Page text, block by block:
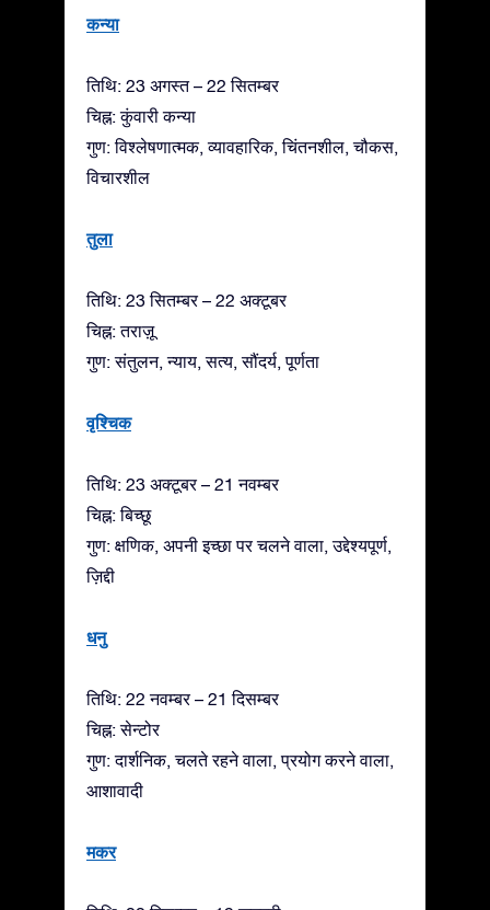
कन्या
तिथि: 23 अगस्त – 22 सितम्बर
चिह्न: कुंवारी कन्या
गुण: विश्लेषणात्मक, व्यावहारिक, चिंतनशील, चौकस,
विचारशील
तुला
तिथि: 23 सितम्बर – 22 अक्टूबर
चिह्न: तराज़ू
गुण: संतुलन, न्याय, सत्य, सौंदर्य, पूर्णता
वृश्चिक
तिथि: 23 अक्टूबर – 21 नवम्बर
चिह्न: बिच्छू
गुण: क्षणिक, अपनी इच्छा पर चलने वाला, उद्देश्यपूर्ण,
ज़िद्दी
धनु
तिथि: 22 नवम्बर – 21 दिसम्बर
चिह्न: सेन्टोर
गुण: दार्शनिक, चलते रहने वाला, प्रयोग करने वाला,
आशावादी
मकर